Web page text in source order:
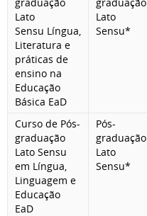
Lato
Sensu Língua,
Literatura e
práticas de
ensino na
Educação
Básica EaD
Lato
Sensu*
Curso de Pós-
graduação
Lato Sensu
em Língua,
Linguagem e
Educação
EaD
Pós-
graduação
Lato
Sensu*